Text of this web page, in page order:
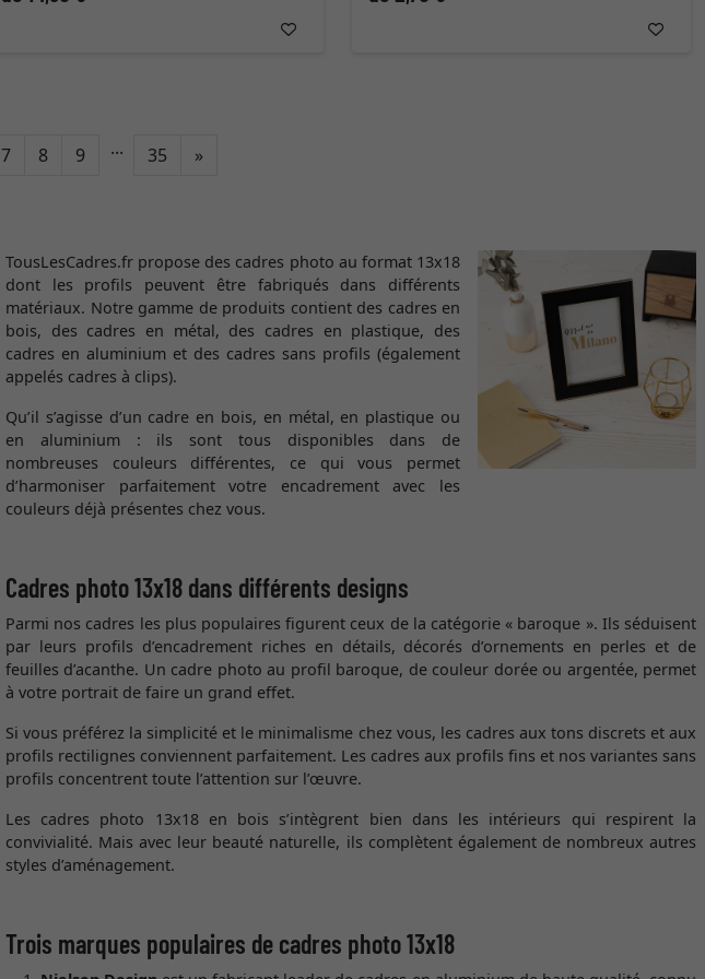
7 8 9 ... 35 »Continuer
TousLesCadres.fr propose des cadres photo au format 13x18
dont les profils peuvent être fabriqués dans différents
matériaux. Notre gamme de produits contient des cadres en
bois, des cadres en métal, des cadres en plastique, des
cadres en aluminium et des cadres sans profils (également
appelés cadres à clips).
Qu’il s’agisse d’un cadre en bois, en métal, en plastique ou
en aluminium : ils sont tous disponibles dans de
nombreuses couleurs différentes, ce qui vous permet
d’harmoniser parfaitement votre encadrement avec les
couleurs déjà présentes chez vous.
Cadres photo 13x18 dans différents designs
Parmi nos cadres les plus populaires figurent ceux de la catégorie « baroque ». Ils séduisent
par leurs profils d’encadrement riches en détails, décorés d’ornements en perles et de
feuilles d’acanthe. Un cadre photo au profil baroque, de couleur dorée ou argentée, permet
à votre portrait de faire un grand effet.
Si vous préférez la simplicité et le minimalisme chez vous, les cadres aux tons discrets et aux
profils rectilignes conviennent parfaitement. Les cadres aux profils fins et nos variantes sans
profils concentrent toute l’attention sur l’œuvre.
Les cadres photo 13x18 en bois s’intègrent bien dans les intérieurs qui respirent la
convivialité. Mais avec leur beauté naturelle, ils complètent également de nombreux autres
styles d’aménagement.
Trois marques populaires de cadres photo 13x18